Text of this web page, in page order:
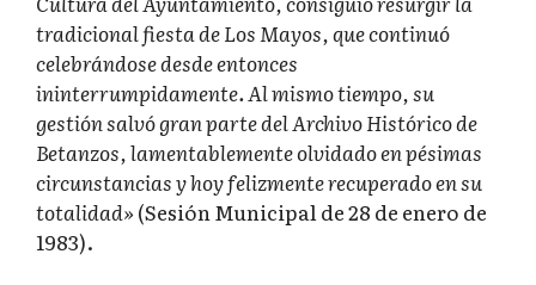
tradicional fiesta de Los Mayos, que continuó
celebrándose desde entonces
ininterrumpidamente. Al mismo tiempo, su
gestión salvó gran parte del Archivo Histórico de
Betanzos, lamentablemente olvidado en pésimas
circunstancias y hoy felizmente recuperado en su
totalidad»(Sesión Municipal de 28 de enero de
1983).